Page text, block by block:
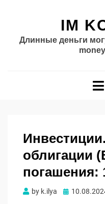
IM
Длинные деньги
облигации
погашения:
by k.ilya